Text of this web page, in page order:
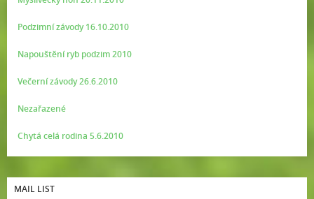
Podzimní závody 16.10.2010
Napouštění ryb podzim 2010
Večerní závody 26.6.2010
Nezařazené
Chytá celá rodina 5.6.2010
MAIL LIST